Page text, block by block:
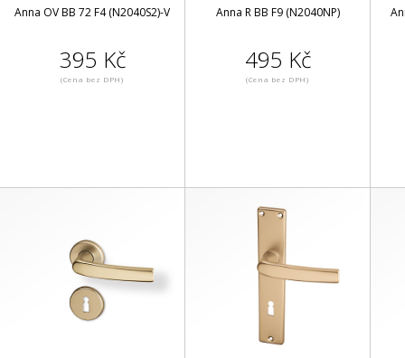
Anna OV BB 72 F4 (N2040S2)-V
395 Kč
(Cena bez DPH)
Anna R BB F9 (N2040NP)
495 Kč
(Cena bez DPH)